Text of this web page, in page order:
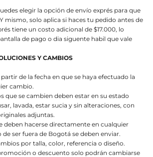
elegir la opción de envío exprés para que
mismo, solo aplica si haces tu pedido antes de
tiene un costo adicional de $17.000, lo
de pago o dia siguente habil que vale
Y CAMBIOS
partir de la fecha en que se haya efectuado la
cambio.
que se cambien deben estar en su estado
lavada, estar sucia y sin alteraciones, con
adjuntas.
deben hacerse directamente en cualquier
de ser fuera de Bogotá se deben enviar.
por talla, color, referencia o diseño.
o descuento solo podrán cambiarse